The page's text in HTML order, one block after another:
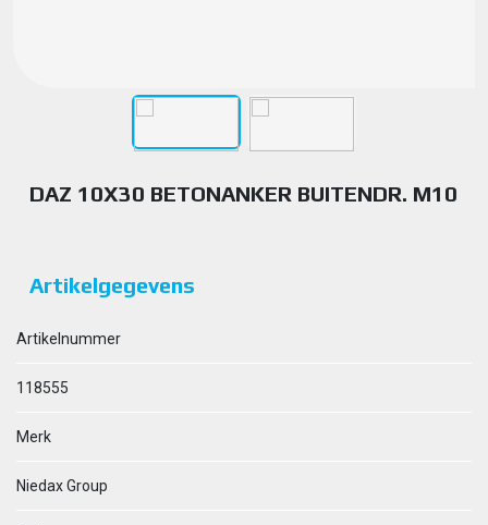
DAZ 10X30 BETONANKER BUITENDR. M10
Artikelgegevens
Artikelnummer
118555
Merk
Niedax Group